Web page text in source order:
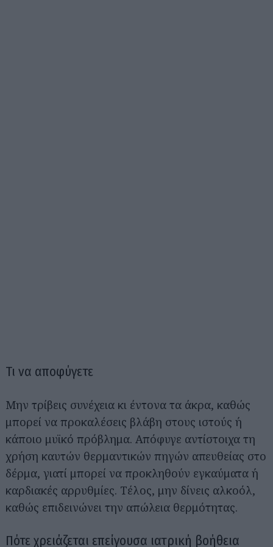
Τι να αποφύγετε
Μην τρίβεις συνέχεια κι έντονα τα άκρα, καθώς
μπορεί να προκαλέσεις βλάβη στους ιστούς ή
κάποιο μυϊκό πρόβλημα. Απόφυγε αντίστοιχα τη
χρήση καυτών θερμαντικών πηγών απευθείας στο
δέρμα, γιατί μπορεί να προκληθούν εγκαύματα ή
καρδιακές αρρυθμίες. Τέλος, μην δίνεις αλκοόλ,
καθώς επιδεινώνει την απώλεια θερμότητας.
Πότε χρειάζεται επείγουσα ιατρική βοήθεια